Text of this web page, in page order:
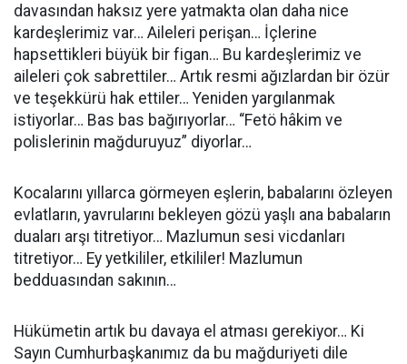
davasından haksız yere yatmakta olan daha nice
kardeşlerimiz var… Aileleri perişan… İçlerine
hapsettikleri büyük bir figan… Bu kardeşlerimiz ve
aileleri çok sabrettiler… Artık resmi ağızlardan bir özür
ve teşekkürü hak ettiler… Yeniden yargılanmak
istiyorlar… Bas bas bağırıyorlar… “Fetö hâkim ve
polislerinin mağduruyuz” diyorlar…
Kocalarını yıllarca görmeyen eşlerin, babalarını özleyen
evlatların, yavrularını bekleyen gözü yaşlı ana babaların
duaları arşı titretiyor… Mazlumun sesi vicdanları
titretiyor… Ey yetkililer, etkililer! Mazlumun
bedduasından sakının…
Hükümetin artık bu davaya el atması gerekiyor… Ki
Sayın Cumhurbaşkanımız da bu mağduriyeti dile